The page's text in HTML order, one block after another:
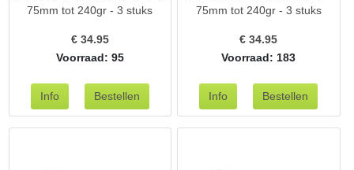
75mm tot 240gr - 3 stuks
€ 34.95
Voorraad: 95
75mm tot 240gr - 3 stuks
€34.95
Voorraad: 183